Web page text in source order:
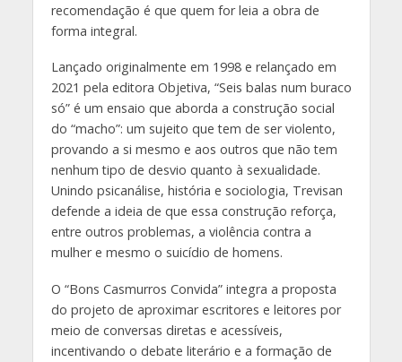
recomendação é que quem for leia a obra de
forma integral.
Lançado originalmente em 1998 e relançado em
2021 pela editora Objetiva, “Seis balas num buraco
só” é um ensaio que aborda a construção social
do “macho”: um sujeito que tem de ser violento,
provando a si mesmo e aos outros que não tem
nenhum tipo de desvio quanto à sexualidade.
Unindo psicanálise, história e sociologia, Trevisan
defende a ideia de que essa construção reforça,
entre outros problemas, a violência contra a
mulher e mesmo o suicídio de homens.
O “Bons Casmurros Convida” integra a proposta
do projeto de aproximar escritores e leitores por
meio de conversas diretas e acessíveis,
incentivando o debate literário e a formação de